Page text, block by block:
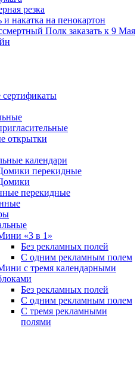
резка
и накатка на пенокартон
Полк заказать к 9 Мая
открытки
календари
перекидные
перекидные
«3 в 1»
Без рекламных полей
С одним рекламным полем
с тремя календарными
Без рекламных полей
С одним рекламным полем
С тремя рекламными
полями